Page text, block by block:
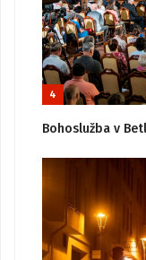
4
Bohoslužba v